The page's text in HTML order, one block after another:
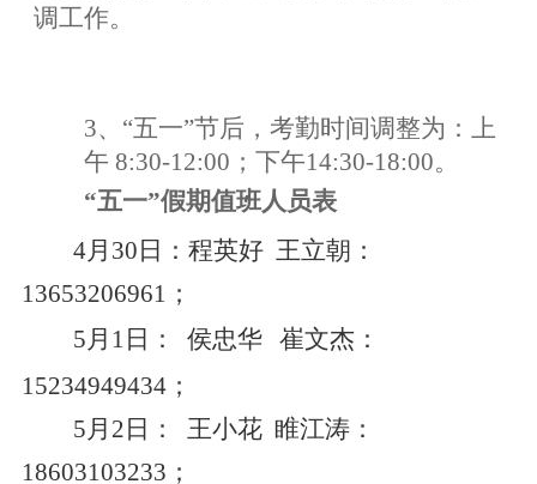
调工作。
3、“五一”节后，考勤时间调整为：上
午 8:30-12:00；下午14:30-18:00。
“五一”假期值班人员表
4月30日：程英好 王立朝：
13653206961；
5月1日： 侯忠华 崔文杰：
15234949434；
5月2日： 王小花 睢江涛：
18603103233；